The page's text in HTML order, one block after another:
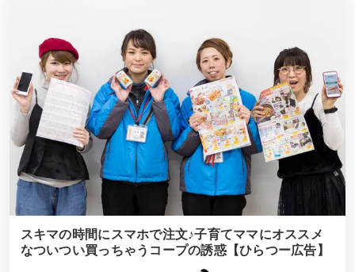
スキマの時間にスマホで注文♪子育てママにオススメ
なついつい買っちゃうコープの誘惑【ひらつー広告】